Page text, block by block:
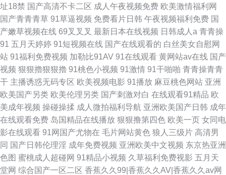
址18禁 国产高清不卡二区 成人午夜视频免费 欧美激情福利网
国产青青青草 91草逼视频 免费看片日韩 午夜视频福利免费 国
产嫩草视频在线 69叉叉叉 最新日本在线视频 日韩成人a 青青操
91 五月天婷婷 91短视频在线 国产在线观看的 白丝美女自慰网
站 91福利免费视频 加勒比91AV 91在线观看 黄网站av在线 国产
视频 狠狠擼狠狠擼 91桃色小视频 91激情 91干啪啪 青青操青青
干 主播诱惑无码专区 欧美视频电影 91播放 麻豆桃色网站 亚洲
欧美国产另类 欧美伦理另类 国产刺激对白 在线观看91精品 欧
美成年视频 操碰操揉 成人微拍福利导航 亚洲欧美国产日韩 成年
在线观看免费 岛国精品在线播放 狠狠撸第四色 欧美一页 女同电
影在线观看 91网国产尤物在 毛片网站黄色 狼人三级片 高清男
同 国产日韩伦理淫 成年免费视频 亚洲欧美中文视频 东京热亚洲
色图 蜜桃成人超碰网 91精品小视频 久草福利免费视影 五月天
堂网 综合国产一区二区 香蕉久久99|香蕉久久AV|香蕉久久av网